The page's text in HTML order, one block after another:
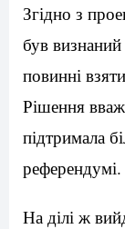
Згідно з
був
повинні
Рішення
підтримала
референдумі.
На ділі ж